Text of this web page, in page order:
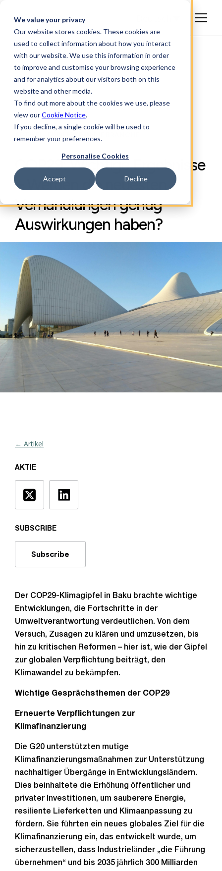
We value your privacy
Our website stores cookies. These cookies are
used to collect information about how you interact
with our website. We use this information in order
to improve and customise your browsing experience
and for analytics about our visitors both on this
website and other media.
To find out more about the cookies we use, please
view ourCookie Notice.
If you decline, a single cookie will be used to
remember your preferences.
Personalise Cookies
Accept Decline
ARTIKEL, EINBLICKE IN DIE BRANCHE
COP29: Wichtige Ergebnisse
– Werden die neuesten
Verhandlungen genug
Auswirkungen haben?
← Artikel
AKTIE
SUBSCRIBE
Subscribe
Der COP29-Klimagipfel in Baku brachte wichtige
Entwicklungen, die Fortschritte in der
Umweltverantwortung verdeutlichen. Von dem
Versuch, Zusagen zu klären und umzusetzen, bis
hin zu kritischen Reformen – hier ist, wie der Gipfel
zur globalen Verpflichtung beiträgt, den
Klimawandel zu bekämpfen.
Wichtige Gesprächsthemen der COP29
Erneuerte Verpflichtungen zur
Klimafinanzierung
Die G20 unterstützten mutige
Klimafinanzierungsmaßnahmen zur Unterstützung
nachhaltiger Übergänge in Entwicklungsländern.
Dies beinhaltete die Erhöhung öffentlicher und
privater Investitionen, um sauberere Energie,
resiliente Lieferketten und Klimaanpassung zu
fördern. Sie führten ein neues globales Ziel für die
Klimafinanzierung ein, das entwickelt wurde, um
sicherzustellen, dass Industrieländer „die Führung
übernehmen“ und bis 2035 jährlich 300 Milliarden